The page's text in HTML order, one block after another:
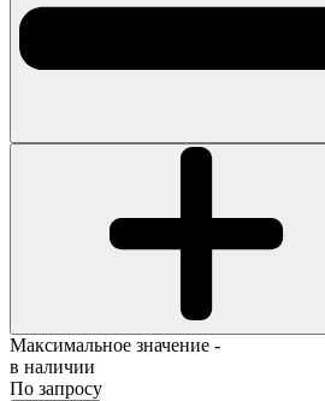
Максимальное значение -
в наличии
По запросу